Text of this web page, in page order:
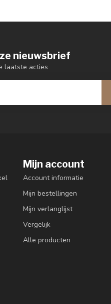
nieuwsbrief
laatste acties
Mijn account
Account informatie
Mijn bestellingen
Mijn verlanglijst
Vergelijk
Alle producten